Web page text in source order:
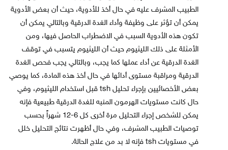
الطبيب المشرف عليه في حال أخذ للأدوية، حيث أن بعض الأدوية
يمكن أن تؤثر على وظيفة وأداء الغدة الدرقية وبالتالي يمكن أن
تكون هذه الأدوية السبب في الاضطراب الحاصل فيها، ومن
الأمثلة على ذلك الليثيوم حيث أن الليثيوم يتسبب في توقف
الغدة الدرقية عن أداء عملها كما يجب، وبالتالي يجب فحص الغدة
الدرقية ومراقبة مستوى أدائها في حال أخذ هذه المادة، كما يوصي
بعض الأخصائيين بإجراء تحليل tsh قبل استخدام الليثيوم، وفي
حال كانت مستويات الهرمون المنبه للغدة الدرقية طبيعية فإنه
يمكن للشخص إجراء التحليل مرة أخرى كل 6-12 شهراً بحسب
توصيات الطبيب المشرف، وفي حال أظهرت نتائج التحليل خلل
في مستويات tsh فإنه لا بد من علاج الحالة.